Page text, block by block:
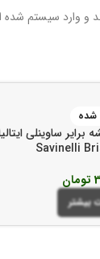
وارد سیستم شده
شده
ساوینلی
Savinelli
تومان
بیشتر